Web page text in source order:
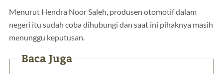
Menurut Hendra Noor Saleh, produsen otomotif dalam
negeri itu sudah coba dihubungi dan saat ini pihaknya masih
menunggu keputusan.
Baca Juga